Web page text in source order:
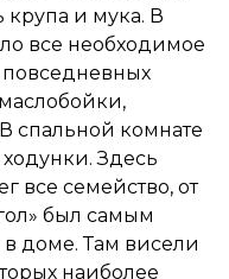
крупа и мука. В
все необходимое
спальной комнате
Здесь
все семейство, от
был самым
доме. Там висели
наиболее